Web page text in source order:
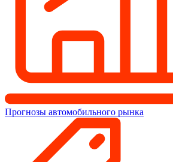
Прогнозы автомобильного рынка